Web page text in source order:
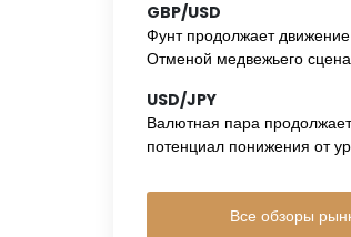
GBP/USD‌ ‌
Фунт продолжает
Отменой медвежьего
USD/JPY‌ ‌
Валютная пара
потенциал понижения от
Все обзоры